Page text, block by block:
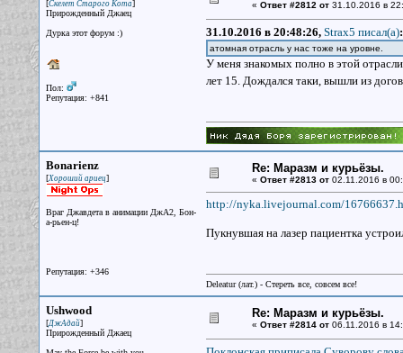
[Скелет Старого Кота]
Прирожденный Джаец
Дурка этот форум :)
Пол:
Репутация: +841
« Ответ #2812 от31.10.2016 в
31.10.2016 в 20:48:26, Strax5 писал(a):
атомная отрасль у нас тоже на уровне.
У меня знакомых полно в этой
лет 15. Дождался таки, вышли из
Bonarienz
[Хороший ариец]
Враг Джавдета в анимации ДжА2, Бон-
а-рьен-ц!
Репутация: +346
Re: Маразм и курьёзы.
« Ответ #2813 от02.11.2016 в
http://nyka.livejournal.com/
Пукнувшая на лазер пациентка
Deleatur (лат.) - Стереть все, совсем все!
Ushwood
[ДжАдай]
Прирожденный Джаец
Re: Маразм и курьёзы.
« Ответ #2814 от06.11.2016 в